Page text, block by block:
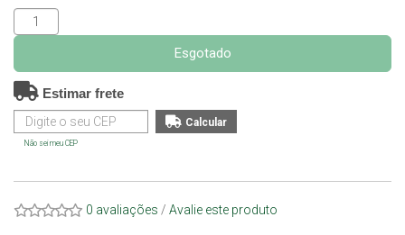
Esgotado
Estimar frete
Não sei meu CEP
0 avaliações / Avalie este produto